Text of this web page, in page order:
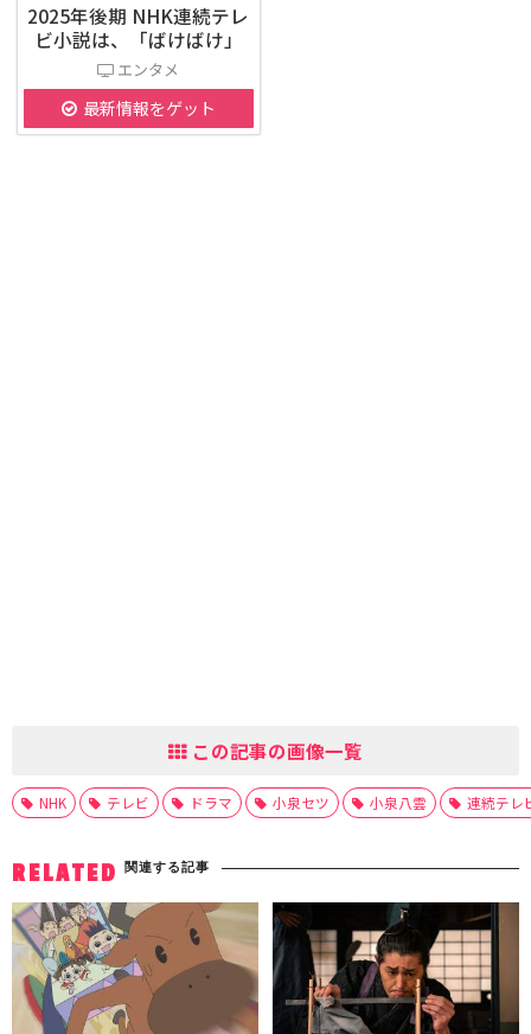
2025年後期 NHK連続テレ
ビ小説は、「ばけばけ」
エンタメ
最新情報をゲット
この記事の画像一覧
NHK テレビ ドラマ 小泉セツ 小泉八雲 連続テレ
RELATED 関連する記事